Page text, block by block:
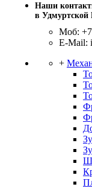
Наши
в Удмуртской
Моб: +7
E-Mail:
+